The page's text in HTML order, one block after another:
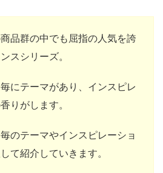
品群の中でも屈指の人気を誇
スシリーズ。
にテーマがあり、インスピレ
りがします。
のテーマやインスピレーショ
て紹介していきます。